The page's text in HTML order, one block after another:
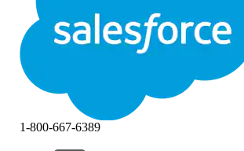
Schließen
1-800-667-6389